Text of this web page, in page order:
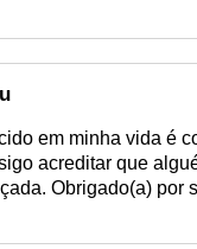
em minha vida é
acreditar que
Obrigado(a) por